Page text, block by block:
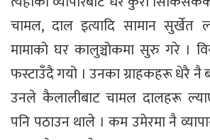
चामल, दाल इत्यादि सामान
मामाको घर कालुञ्चोकमा सुरु गरे ।
फस्टाउँदै गयो । उनका ग्राहकहरू धेरै नै
उनले कैलालीबाट चामल दालहरू
पनि पठाउन थाले । कम उमेरमा नै व्यापार